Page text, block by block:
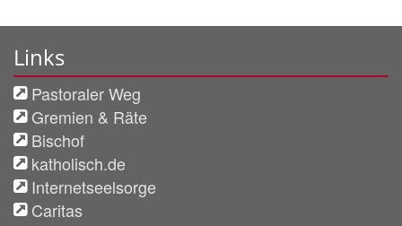
Links
Pastoraler Weg
Gremien & Räte
Bischof
katholisch.de
Internetseelsorge
Caritas